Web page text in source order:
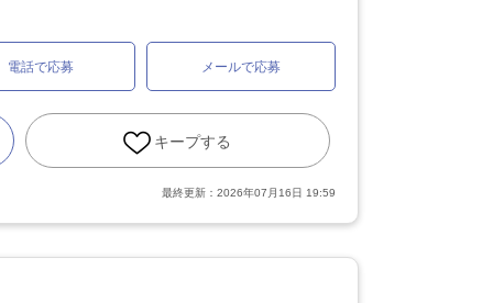
電話で応募 メールで応募
キープする
最終更新： 2026年07月16日 19:59